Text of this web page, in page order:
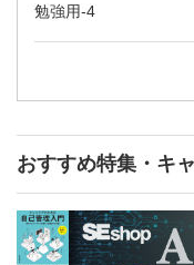
勉強用-4
おすすめ特集・キ